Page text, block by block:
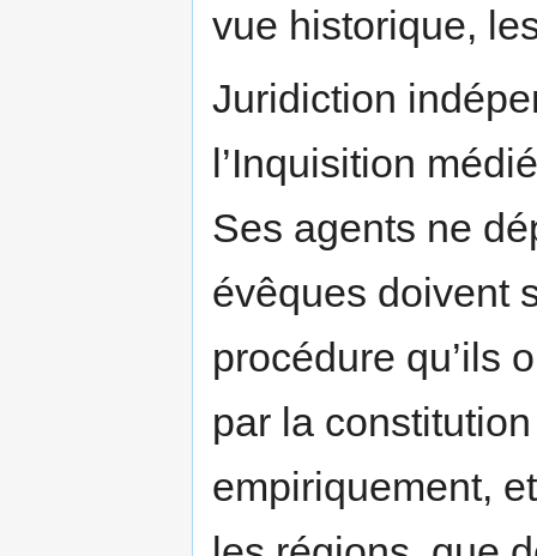
vue historique,
Juridiction
l’Inquisition
Ses agents ne
évêques doivent
procédure qu’ils
par la
empiriquement,